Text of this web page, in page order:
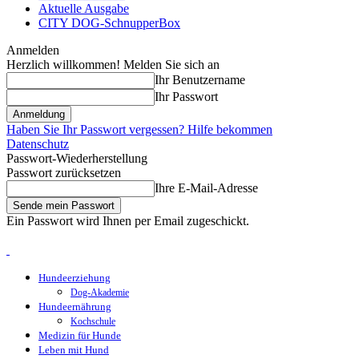
Aktuelle Ausgabe
CITY DOG-SchnupperBox
Anmelden
Herzlich willkommen! Melden Sie sich an
Ihr Benutzername
Ihr Passwort
Haben Sie Ihr Passwort vergessen? Hilfe bekommen
Datenschutz
Passwort-Wiederherstellung
Passwort zurücksetzen
Ihre E-Mail-Adresse
Ein Passwort wird Ihnen per Email zugeschickt.
Hundeerziehung
Dog-Akademie
Hundeernährung
Kochschule
Medizin für Hunde
Leben mit Hund